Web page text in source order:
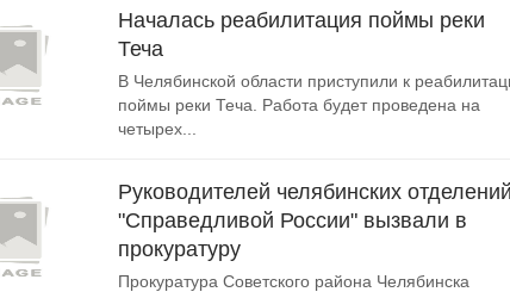
Началась реабилитация поймы реки
Теча
В Челябинской области приступили к
поймы реки Теча. Работа будет проведена на
четырех...
Руководителей челябинских отделений
"Справедливой России" вызвали в
прокуратуру
Прокуратура Советского района Челябинска